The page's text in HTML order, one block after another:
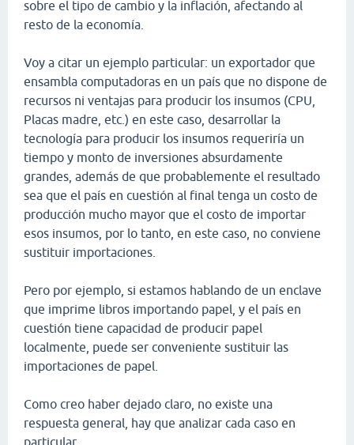
sobre el tipo de cambio y la inflación, afectando al
resto de la economía.
Voy a citar un ejemplo particular: un exportador que
ensambla computadoras en un país que no dispone de
recursos ni ventajas para producir los insumos (CPU,
Placas madre, etc.) en este caso, desarrollar la
tecnología para producir los insumos requeriría un
tiempo y monto de inversiones absurdamente
grandes, además de que probablemente el resultado
sea que el país en cuestión al final tenga un costo de
producción mucho mayor que el costo de importar
esos insumos, por lo tanto, en este caso, no conviene
sustituir importaciones.
Pero por ejemplo, si estamos hablando de un enclave
que imprime libros importando papel, y el país en
cuestión tiene capacidad de producir papel
localmente, puede ser conveniente sustituir las
importaciones de papel.
Como creo haber dejado claro, no existe una
respuesta general, hay que analizar cada caso en
particular.